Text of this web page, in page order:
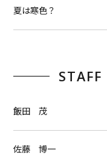
夏は寒色？
STAFF
飯田 茂
佐藤 博一